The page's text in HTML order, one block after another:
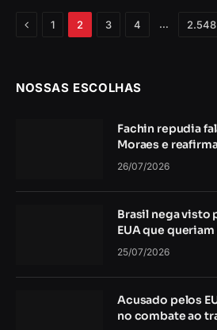
Anterior
1 2 3 4 … 2.548
NOSSAS ESCOLHAS
Fachin repudia
Moraes e
26/07/2026
Brasil nega visto
EUA que
25/07/2026
Acusado pelos
no combate ao